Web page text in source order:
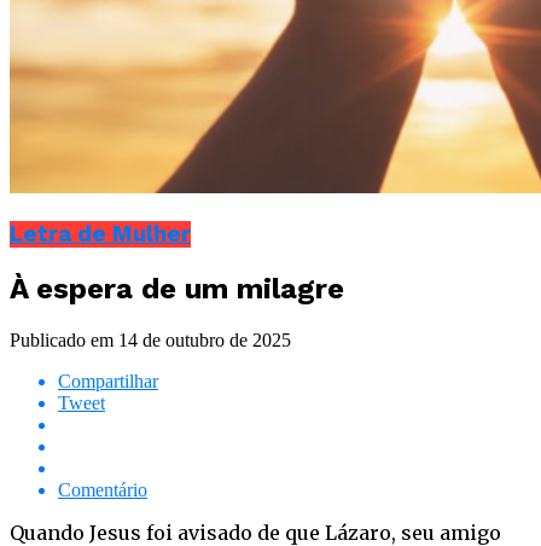
Letra de Mulher
À espera de um milagre
Publicado em 14 de outubro de 2025
Compartilhar
Tweet
Comentário
Quando Jesus foi avisado de que Lázaro, seu amigo